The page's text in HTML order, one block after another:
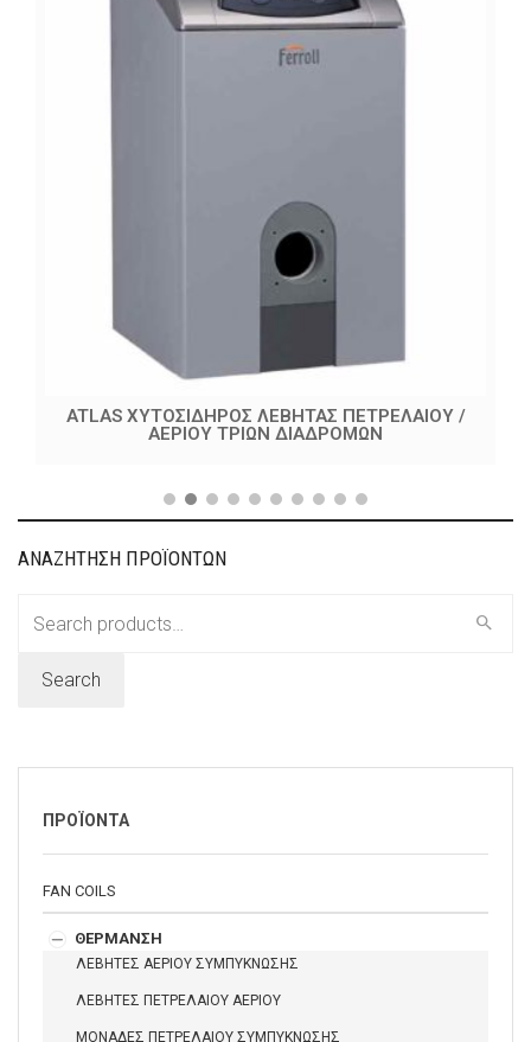
ATLAS ΧΥΤΟΣΙΔΗΡΟΣ ΛΕΒΗΤΑΣ ΠΕΤΡΕΛΑΙΟΥ /
ΑΕΡΙΟΥ ΤΡΙΩΝ ΔΙΑΔΡΟΜΩΝ
ΑΝΑΖΗΤΗΣΗ ΠΡΟΪΟΝΤΩΝ
Search
ΠΡΟΪΟΝΤΑ
FAN COILS
ΘΕΡΜΑΝΣΗ
ΛΕΒΗΤΕΣ ΑΕΡΙΟΥ ΣΥΜΠΥΚΝΩΣΗΣ
ΛΕΒΗΤΕΣ ΠΕΤΡΕΛΑΙΟΥ ΑΕΡΙΟΥ
ΜΟΝΑΔΕΣ ΠΕΤΡΕΛΑΙΟΥ ΣΥΜΠΥΚΝΩΣΗΣ